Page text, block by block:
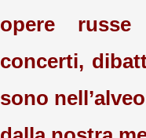
opere
concerti,
sono